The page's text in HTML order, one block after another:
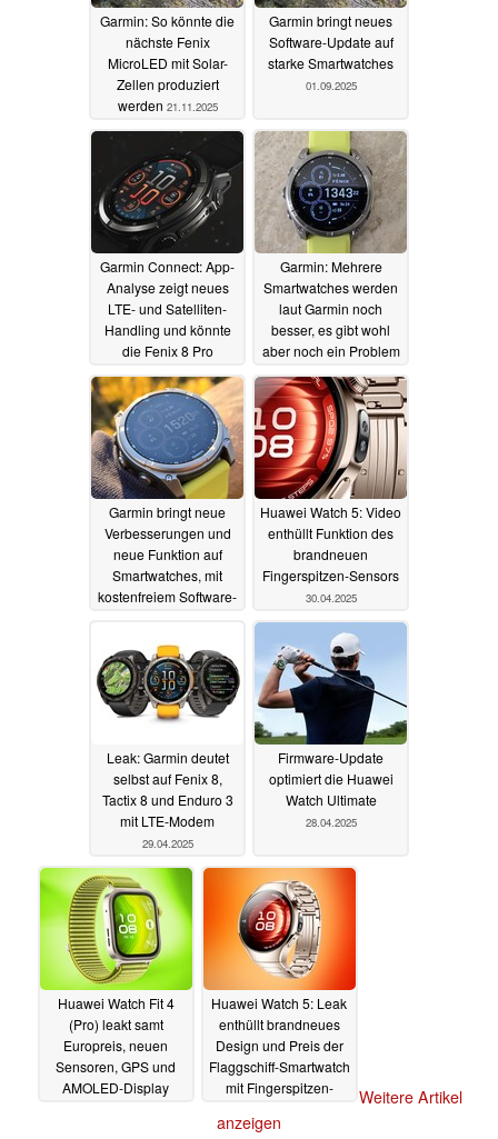
Garmin: So könnte die
nächste Fenix
MicroLED mit Solar-
Zellen produziert
werden 21.11.2025
Garmin bringt neues
Software-Update auf
starke Smartwatches
01.09.2025
Garmin Connect: App-
Analyse zeigt neues
LTE- und Satelliten-
Handling und könnte
die Fenix 8 Pro
17.08.2025
Garmin: Mehrere
Smartwatches werden
laut Garmin noch
besser, es gibt wohl
aber noch ein Problem
21.05.2025
Garmin bringt neue
Verbesserungen und
neue Funktion auf
Smartwatches, mit
kostenfreiem Software-
Huawei Watch 5: Video
enthüllt Funktion des
brandneuen
Fingerspitzen-Sensors
30.04.2025
Leak: Garmin deutet
selbst auf Fenix 8,
Tactix 8 und Enduro 3
mit LTE-Modem
29.04.2025
Firmware-Update
optimiert die Huawei
Watch Ultimate
28.04.2025
Huawei Watch Fit 4
(Pro) leakt samt
Europreis, neuen
Sensoren, GPS und
AMOLED-Display
Huawei Watch 5: Leak
enthüllt brandneues
Design und Preis der
Flaggschiff-Smartwatch
mit Fingerspitzen-
Weitere Artikel
anzeigen